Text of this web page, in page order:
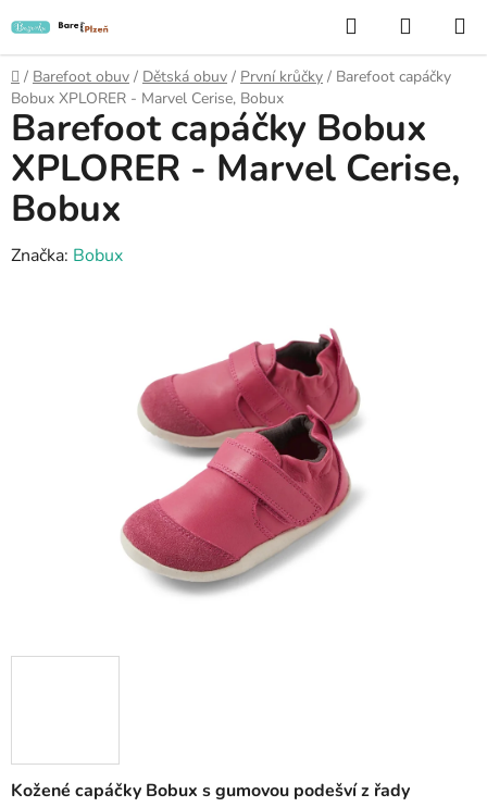
na
obsah
Hledat
KOŠÍK
Domů
/ Barefoot obuv / Dětská obuv / První krůčky / Barefoot capáčky
Bobux XPLORER - Marvel Cerise, Bobux
Kožené capáčky Bobux s gumovou podešví z řady
Barefoot capáčky Bobux
XPLORER - Marvel Cerise,
Bobux
Značka: Bobux